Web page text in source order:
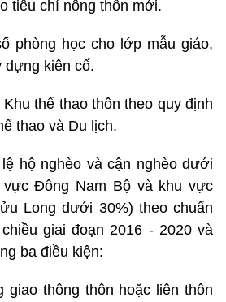
tiêu chí nông thôn mới.
phòng học cho lớp mẫu giáo,
dựng kiên cố.
thể thao thôn theo quy định
thao và Du lịch.
hộ nghèo và cận nghèo dưới
vực Đông Nam Bộ và khu vực
Long dưới 30%) theo chuẩn
giai đoạn 2016 - 2020 và
ba điều kiện:
giao thông thôn hoặc liên thôn